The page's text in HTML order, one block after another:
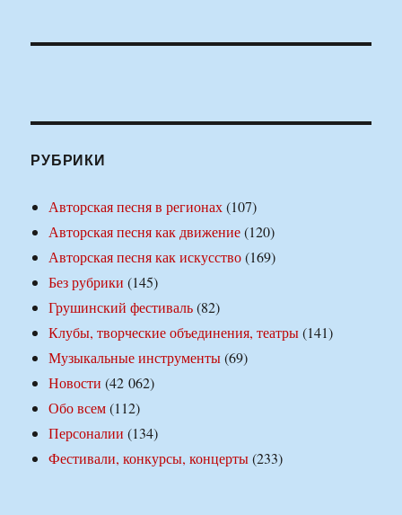
РУБРИКИ
Авторская песня в регионах(107)
Авторская песня как движение(120)
Авторская песня как искусство(169)
Без рубрики (145)
Грушинский фестиваль(82)
Клубы, творческие объединения, театры(141)
Музыкальные инструменты(69)
Новости (42 062)
Обо всем(112)
Персоналии (134)
Фестивали, конкурсы, концерты(233)